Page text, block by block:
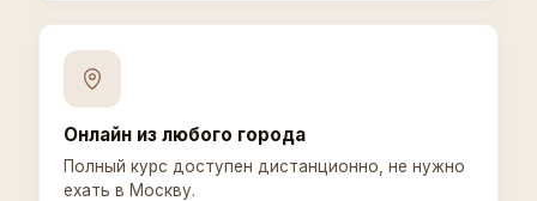
Онлайн из любого города
Полный курс доступен дистанционно, не нужно
ехать в Москву.